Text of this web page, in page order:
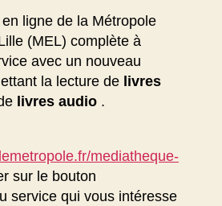
ligne de la Métropole
(MEL) complète à
avec un nouveau
la lecture de livres
livres audio .
mediatheque-
sur le bouton
service qui vous intéresse